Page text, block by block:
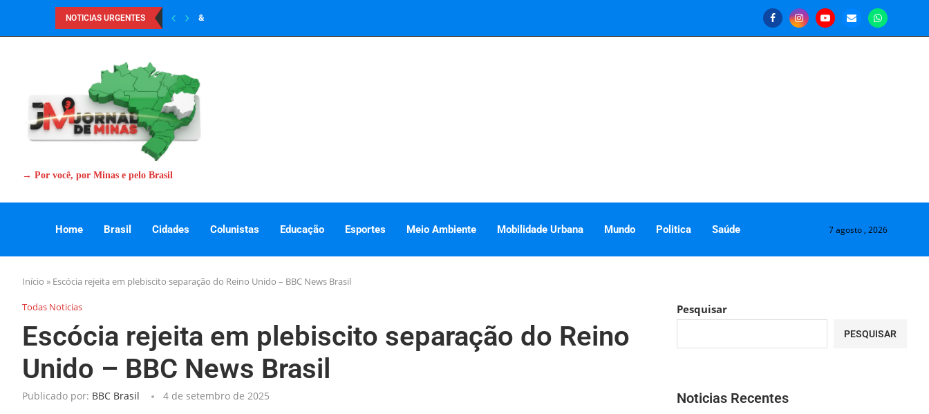
NOTICIAS URGENTES &
→ Por você, por Minas e pelo Brasil
Home Brasil Cidades Colunistas Educação Esportes Meio Ambiente Mobilidade Urbana Mundo Politica Saúde 7 agosto , 2026
Início » Escócia rejeita em plebiscito separação do Reino Unido – BBC News Brasil
Todas Noticias
Escócia rejeita em plebiscito separação do Reino
Unido – BBC News Brasil
Publicado por: BBC Brasil 4 de setembro de 2025
Pesquisar
PESQUISAR
Noticias Recentes